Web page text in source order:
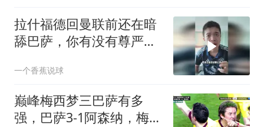
拉什福德回曼联前还在暗
舔巴萨，你有没有尊严
一个香蕉说球
巅峰梅西梦三巴萨有多
强，巴萨3-1阿森纳，梅西